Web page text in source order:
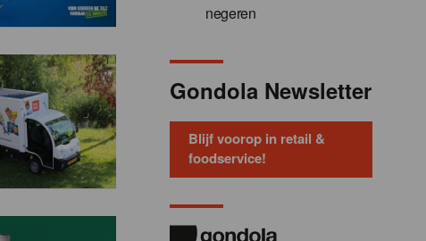
negeren
Gondola Newsletter
Blijf voorop in retail &
foodservice!